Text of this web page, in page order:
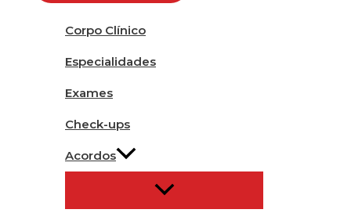
Corpo Clínico
Especialidades
Exames
Check-ups
Acordos